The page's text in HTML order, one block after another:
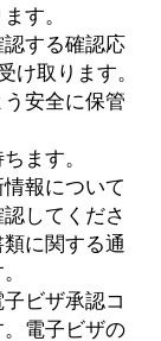
す。
する確認応
け取ります。
安全に保管
ます。
報について
してくださ
に関する通
ビザ承認コ
電子ビザの